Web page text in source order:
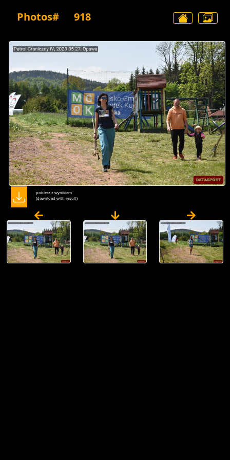
Photos# 918
pobierz z wynikiem
(dawnload with result)